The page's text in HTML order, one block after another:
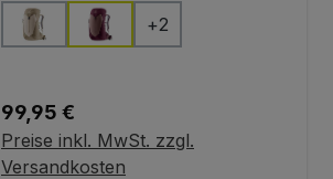
Farbe auswählen
+2
Regulärer Preis:
99,95 €
Preise inkl. MwSt. zzgl.
Versandkosten
In den Warenkorb